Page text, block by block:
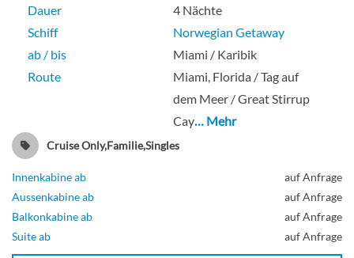
Dauer
4 Nächte
Schiff
Norwegian Getaway
ab / bis
Miami / Karibik
Route
Miami, Florida / Tag auf
dem Meer / Great Stirrup
Cay… Mehr
Cruise Only,Familie,Singles
Innenkabine ab
auf Anfrage
Aussenkabine ab
auf Anfrage
Balkonkabine ab
auf Anfrage
Suite ab
auf Anfrage